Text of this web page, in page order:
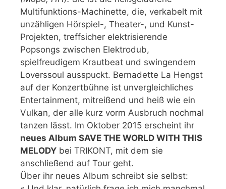
Multifunktions-Machinette, die, verkabelt mit
unzähligen Hörspiel-, Theater-, und Kunst-
Projekten, treffsicher elektrisierende
Popsongs zwischen Elektrodub,
spielfreudigem Krautbeat und swingendem
Loverssoul ausspuckt. Bernadette La Hengst
auf der Konzertbühne ist unvergleichliches
Entertainment, mitreißend und heiß wie ein
Vulkan, der alle kurz vorm Ausbruch nochmal
tanzen lässt. Im Oktober 2015 erscheint ihr
neues Album SAVE THE WORLD WITH THIS
MELODY bei TRIKONT, mit dem sie
anschließend auf Tour geht.
Über ihr neues Album schreibt sie selbst: